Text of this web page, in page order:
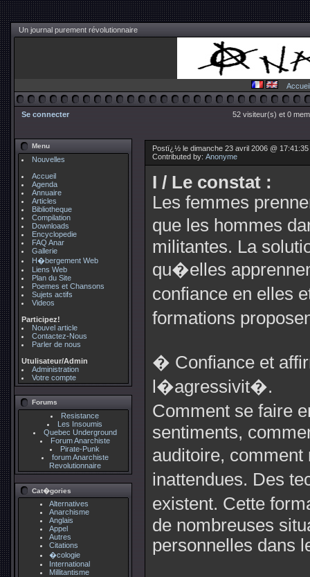
Un journal purement révolutionnaire
Accueil
Se connecter 52 visiteur(s) et 0
Menu
Nouvelles
Accueil
Agenda
Annuaire
Articles
Bibliotheque
Compilation
Downloads
Encyclopedie
FAQ Anar
Gallerie
H�bergement Web
Liens Web
Plan du Site
Poemes et Chansons
Sujets actifs
Videos
Participez!
Nouvel article
Contactez-Nous
Parler de nous
Utulisateur/Admin
Administration
Votre compte
Forums
Resistance
Les Insoumis
Quebec Underground
Forum Anarchiste
Pirate-Punk
forum Anarchiste
Revolutionnaire
Cat�gories
Alternatives
Anarchisme
Anglais
Appel
Autres
Citations
�cologie
International
Millitantisme
Postï¿½ le dimanche 23 avril 2006 @
Contributed by: Anonyme
I / Le constat :
Les femmes
que les hommes
militantes. La
qu�elles
confiance en elles
formations
� Confiance et
l�agressivit�.
Comment se faire
sentiments,
auditoire,
inattendues. Des
existent. Cette
de nombreuses
personnelles dans